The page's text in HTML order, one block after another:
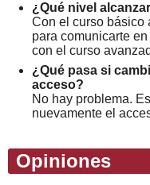
¿Qué nivel
Con el curso básico
para comunicarte
con el curso
¿Qué pasa si
acceso?
No hay problema.
nuevamente el
Opiniones